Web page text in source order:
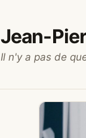
Jean-
Il n'y a pas de